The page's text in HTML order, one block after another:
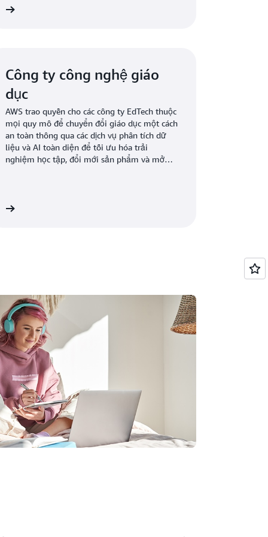
Công ty công nghệ giáo
dục
AWS trao quyền cho các công ty EdTech thuộc
mọi quy mô để chuyển đổi giáo dục một cách
an toàn thông qua các dịch vụ phân tích dữ
liệu và AI toàn diện để tối ưu hóa trải
nghiệm học tập, đổi mới sản phẩm và mở